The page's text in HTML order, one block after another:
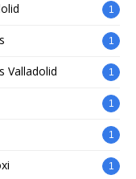
1
1
Valladolid 1
1
1
1